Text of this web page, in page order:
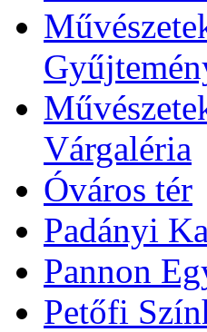
Várgaléria
Óváros tér
Padányi
Pannon
Petőfi